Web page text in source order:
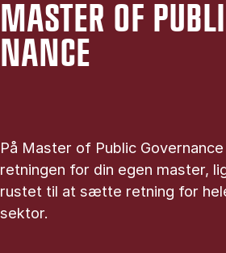
MA­STER OF
NAN­CE
På Master of Public
retningen for din egen master,
rustet til at sætte retning for
sektor.